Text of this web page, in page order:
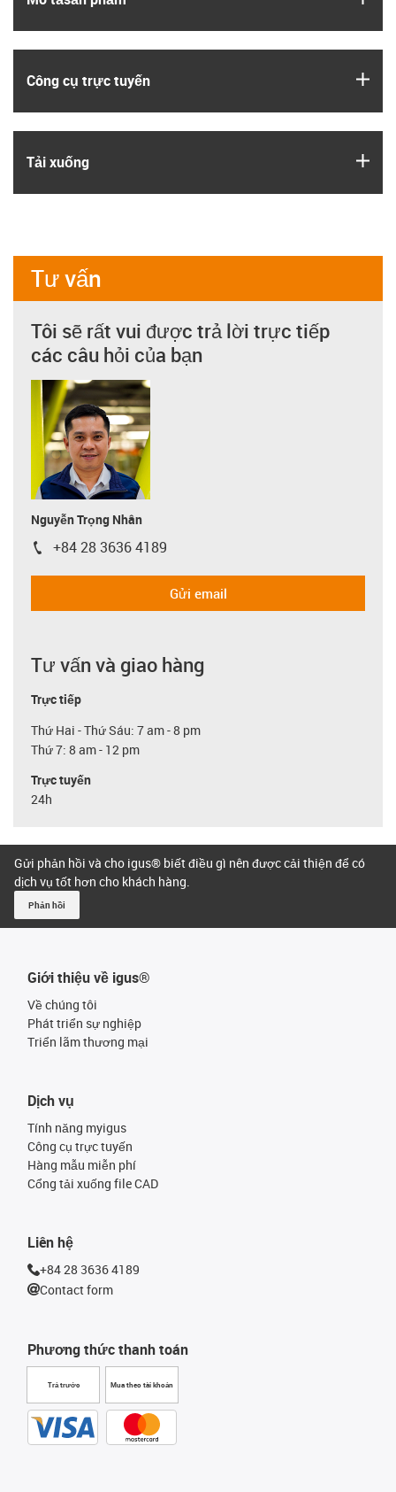
Công cụ trực tuyến
Tải xuống
Tư vấn
Tôi sẽ rất vui được trả lời trực tiếp
các câu hỏi của bạn
Nguyễn Trọng Nhân
igus-icon-phone
+84 28 3636 4189
Gửi email
Tư vấn và giao hàng
Trực tiếp
Thứ Hai - Thứ Sáu: 7 am - 8 pm
Thứ 7: 8 am - 12 pm
Trực tuyến
24h
Gửi phản hồi và cho igus® biết điều gì nên được cải thiện để có
dịch vụ tốt hơn cho khách hàng.
Phản hồi
Giới thiệu về igus®
Về chúng tôi
Phát triển sự nghiệp
Triển lãm thương mại
Phương thức thanh toán
Trả trước Mua theo tài khoản
Dịch vụ
Tính năng myigus
Công cụ trực tuyến
Hàng mẫu miễn phí
Cổng tải xuống file CAD
Liên hệ
+84 28 3636 4189
Contact form